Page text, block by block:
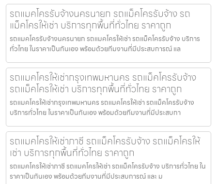
รถแมคโครรับจ้างนครนายก รถแม็คโครรับจ้าง รถ
แม็คโครให้เช่า บริการทุกพื้นที่ทั่วไทย ราคาถูก
รถแมคโครรับจ้างนครนายก รถแมคโครให้เช่า รถแม็คโครรับจ้าง บริการ
ทั่วไทย ในราคาเป็นกันเอง พร้อมด้วยทีมงานที่มีประสบการณ์ แล
รถแมคโครให้เช่ากรุงเทพมหานคร รถแม็คโครรับจ้าง
รถแม็คโครให้เช่า บริการทุกพื้นที่ทั่วไทย ราคาถูก
รถแมคโครให้เช่ากรุงเทพมหานคร รถแมคโครให้เช่า รถแม็คโครรับจ้าง
บริการทั่วไทย ในราคาเป็นกันเอง พร้อมด้วยทีมงานที่มีประสบกา
รถแมคโครให้เช่าภาชี รถแม็คโครรับจ้าง รถแม็คโครให้
เช่า บริการทุกพื้นที่ทั่วไทย ราคาถูก
รถแมคโครให้เช่าภาชี รถแมคโครให้เช่า รถแม็คโครรับจ้าง บริการทั่วไทย ใน
ราคาเป็นกันเอง พร้อมด้วยทีมงานที่มีประสบการณ์ และ ม